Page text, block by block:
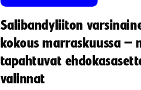
Salibandyliiton
kokous marraskuussa –
tapahtuvat
valinnat